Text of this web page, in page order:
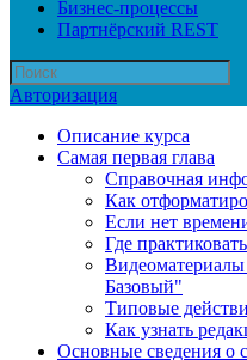
Бизнес-процессы
Партнёрский REST
Авторизация
Описание курса
Самая первая глава
Справочная
Как
Если нет
Где
Базовый"
Типовые
Как узнать
Основные сведения о